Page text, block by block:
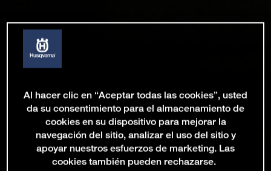
Al hacer clic en “Aceptar todas las cookies”, usted
da su consentimiento para el almacenamiento de
cookies en su dispositivo para mejorar la
navegación del sitio, analizar el uso del sitio y
apoyar nuestros esfuerzos de marketing. Las
cookies también pueden rechazarse.